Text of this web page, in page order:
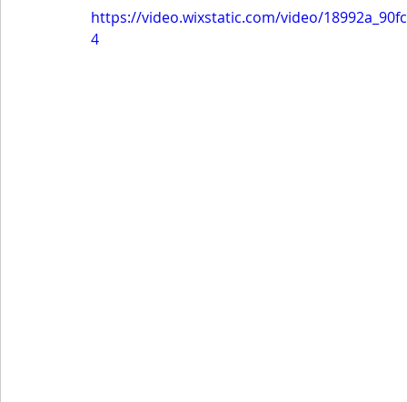
https://video.wixstatic.com/video/
4